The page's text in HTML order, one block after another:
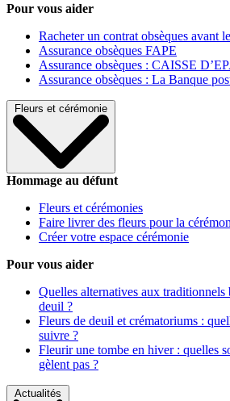
Pour vous aider
Racheter un contrat obsèques avant
Assurance obsèques FAPE
Assurance obsèques : CAISSE
Assurance obsèques : La Banque
Fleurs et cérémonie
Hommage au défunt
Fleurs et cérémonies
Faire livrer des fleurs pour la
Créer votre espace cérémonie
Pour vous aider
Quelles alternatives aux traditionnels
deuil ?
Fleurs de deuil et crématoriums :
suivre ?
Fleurir une tombe en hiver : quelles
gèlent pas ?
Actualités